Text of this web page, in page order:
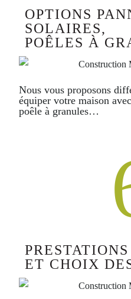
OPTIONS
SOLAIRES,
POÊLES À
Nous vous proposons
équiper votre maison
poêle à granules…
ET CHOIX